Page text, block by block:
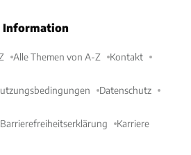
Information
Alle Themen von A-Z Kontakt
Datenschutz
Barrierefreiheitserklärung Karriere